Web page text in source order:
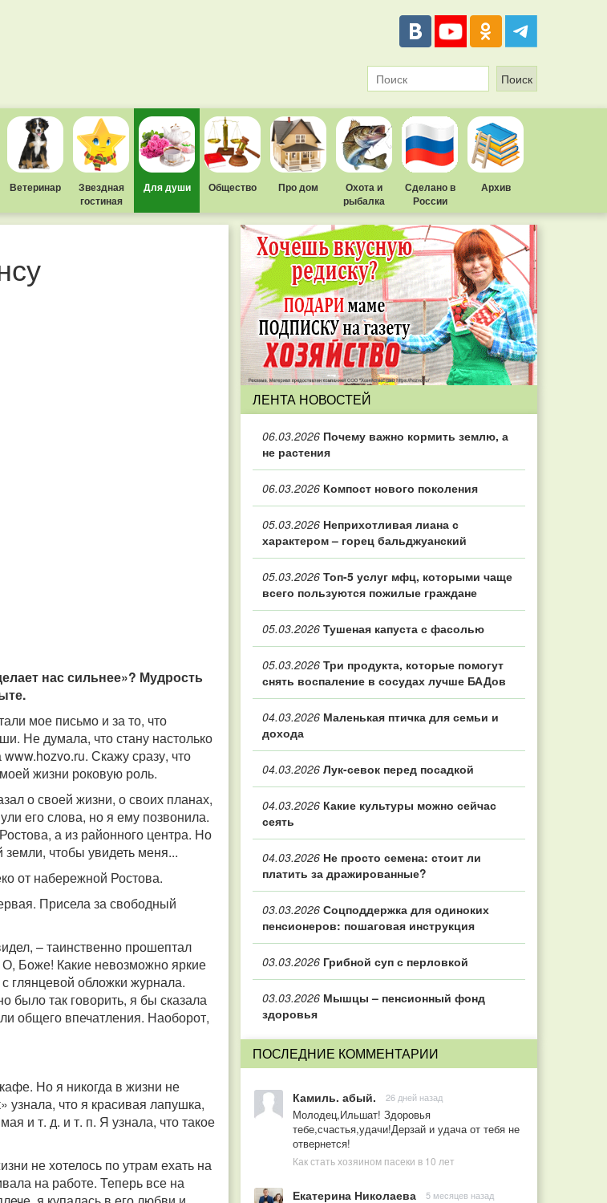
Ветеринар
Звездная
гостиная
Для души Общество Про дом
Охота и
рыбалка
Сделано в
России
Архив
нас сильнее»? Мудрость
мое письмо и за то, что
Не думала, что стану настолько
Скажу сразу, что
жизни роковую роль.
о своей жизни, о своих планах,
его слова, но я ему позвонила.
а из районного центра. Но
земли, чтобы увидеть меня...
от набережной Ростова.
Присела за свободный
– таинственно прошептал
Боже! Какие невозможно яркие
глянцевой обложки журнала.
было так говорить, я бы сказала
общего впечатления. Наоборот,
Но я никогда в жизни не
что я красивая лапушка,
и т. д. и т. п. Я узнала, что такое
не хотелось по утрам ехать на
на работе. Теперь все на
ЛЕНТА НОВОСТЕЙ
06.03.2026 Почему важно кормить землю, а
не растения
06.03.2026 Компост нового поколения
05.03.2026 Неприхотливая лиана с
характером – горец бальджуанский
05.03.2026 Топ‑5 услуг мфц, которыми чаще
всего пользуются пожилые граждане
05.03.2026 Тушеная капуста с фасолью
05.03.2026 Три продукта, которые помогут
снять воспаление в сосудах лучше БАДов
04.03.2026 Маленькая птичка для семьи и
дохода
04.03.2026 Лук-севок перед посадкой
04.03.2026 Какие культуры можно сейчас
сеять
04.03.2026 Не просто семена: стоит ли
платить за дражированные?
03.03.2026 Соцподдержка для одиноких
пенсионеров: пошаговая инструкция
03.03.2026 Грибной суп с перловкой
03.03.2026 Мышцы – пенсионный фонд
здоровья
ПОСЛЕДНИЕ КОММЕНТАРИИ
Камиль. абый. 26 дней назад
Молодец,Ильшат! Здоровья
тебе,счастья,удачи!Дерзай и удача от тебя не
отвернется!
Как стать хозяином пасеки в 10 лет
Екатерина Николаева 5 месяцев назад